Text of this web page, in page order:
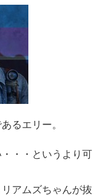
るエリー。
・・というより可
アムズちゃんが抜